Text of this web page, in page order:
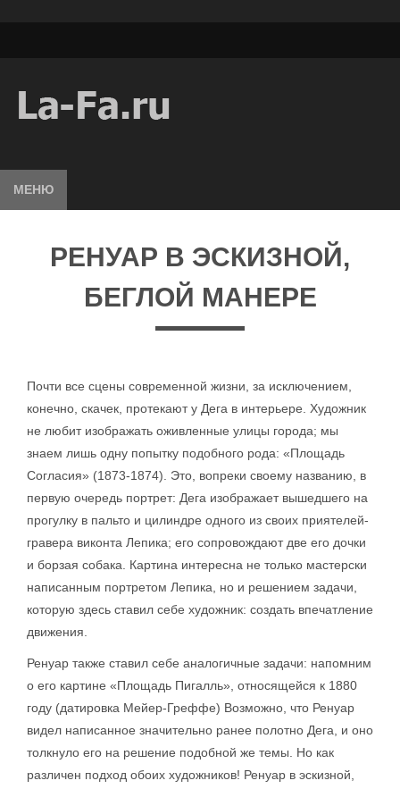
МЕНЮ
РЕНУАР В ЭСКИЗНОЙ,
БЕГЛОЙ МАНЕРЕ
Почти все сцены современной жизни, за исключением,
конечно, скачек, протекают у Дега в интерьере. Художник
не любит изображать оживленные улицы города; мы
знаем лишь одну попытку подобного рода: «Площадь
Согласия» (1873-1874). Это, вопреки своему названию, в
первую очередь портрет: Дега изображает вышедшего на
прогулку в пальто и цилиндре одного из своих приятелей-
гравера виконта Лепика; его сопровождают две его дочки
и борзая собака. Картина интересна не только мастерски
написанным портретом Лепика, но и решением задачи,
которую здесь ставил себе художник: создать впечатление
движения.
Ренуар также ставил себе аналогичные задачи: напомним
о его картине «Площадь Пигалль», относящейся к 1880
году (датировка Мейер-Греффе) Возможно, что Ренуар
видел написанное значительно ранее полотно Дега, и оно
толкнуло его на решение подобной же темы. Но как
различен подход обоих художников! Ренуар в эскизной,